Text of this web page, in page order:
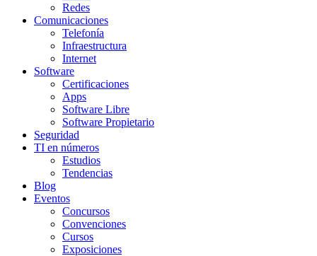
Redes
Comunicaciones
Telefonía
Infraestructura
Internet
Software
Certificaciones
Apps
Software Libre
Software Propietario
Seguridad
TI en números
Estudios
Tendencias
Blog
Eventos
Concursos
Convenciones
Cursos
Exposiciones